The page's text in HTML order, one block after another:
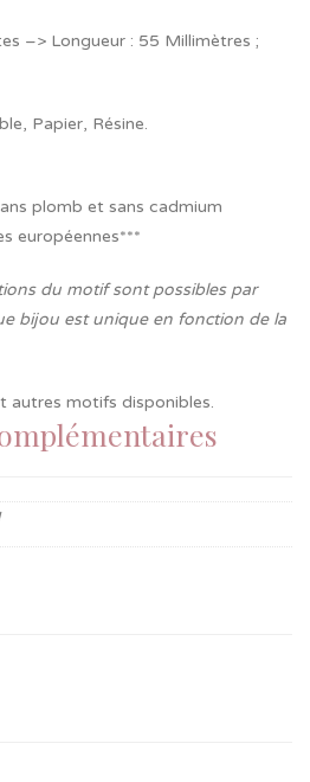
–> Longueur : 55 Millimètres ;
Papier, Résine.
plomb et sans cadmium
européennes***
du motif sont possibles par
bijou est unique en fonction de la
autres motifs disponibles.